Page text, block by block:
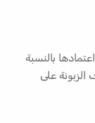
بالنسبة
على